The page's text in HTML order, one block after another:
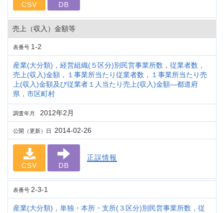
CSV DB
売上（収入）金額等
表番号 1-2
産業(大分類)，経営組織(５区分)別民営事業所数，従業者数，
売上(収入)金額，１事業所当たり従業者数，１事業所当たり売
上(収入)金額及び従業者１人当たり売上(収入)金額―都道府
県，市区町村
調査年月 2012年2月
公開（更新）日 2014-02-26
CSV DB
正誤情報
表番号 2-3-1
産業(大分類)，単独・本所・支所(３区分)別民営事業所数，従